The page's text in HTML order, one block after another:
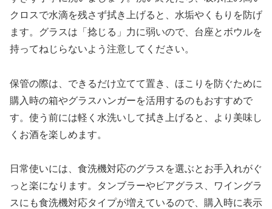
クロスで水滴を残さず拭き上げると、水垢やくもりを防げ
ます。グラスは「捻じる」力に弱いので、台座とボウルを
持ってねじらないよう注意してください。
保管の際は、できるだけ立てて置き、ほこりを防ぐために
購入時の箱やグラスハンガーを活用するのもおすすめで
す。使う前には軽く水洗いして拭き上げると、より美味し
くお酒を楽しめます。
日常使いには、食洗機対応のグラスを選ぶとお手入れがぐ
っと楽になります。タンブラーやビアグラス、ワイングラ
スにも食洗機対応タイプが増えているので、購入時に表示